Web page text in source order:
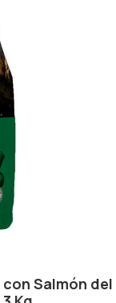
Salmón del